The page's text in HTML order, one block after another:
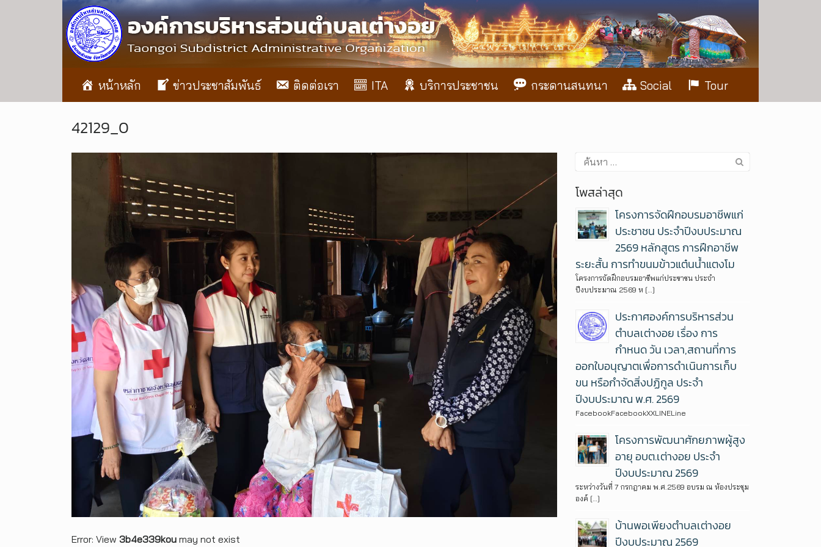
หน้าหลัก ข่าวประชาสัมพันธ์ ติดต่อเรา ITA บริการประชาชน กระดานสนทนา Social Tour
42129_0
Error: View 3b4e339kou may not exist
โพสล่าสุด
โครงการจัดฝึกอบรมอาชีพแก่
ประชาชน ประจำปีงบประมาณ
2569 หลักสูตร การฝึกอาชีพ
ระยะสั้น การทำขนมข้าวแต๋นน้ำแตงโม
โครงการจัดฝึกอบรมอาชีพแก่ประชาชน ประจำ
ปีงบประมาณ 2569 ห […]
ประกาศองค์การบริหารส่วน
ตำบลเต่างอย เรื่อง การ
กำหนด วัน เวลา,สถานที่การ
ออกใบอนุญาตเพื่อการดำเนินการเก็บ
ขน หรือกำจัดสิ่งปฏิกูล ประจำ
ปีงบประมาณ พ.ศ. 2569
FacebookFacebookXXLINELine
โครงการพัฒนาศักยภาพผู้สูง
อายุ อบต.เต่างอย ประจำ
ปีงบประมาณ 2569
ระหว่างวันที่ 7 กรกฎาคม พ.ศ.2569 อบรม ณ ห้องประชุม
องค์ […]
บ้านพอเพียงตำบลเต่างอย
ปีงบประมาณ 2569